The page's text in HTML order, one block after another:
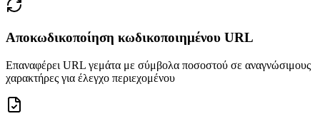
Αποκωδικοποίηση κωδικοποιημένου URL
Επαναφέρει URL γεμάτα με σύμβολα ποσοστού σε αναγνώσιμους
χαρακτήρες για έλεγχο περιεχομένου